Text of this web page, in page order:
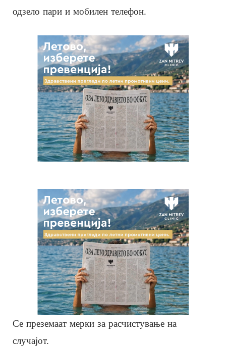
одзело пари и мобилен телефон.
Се преземаат мерки за расчистување на
случајот.